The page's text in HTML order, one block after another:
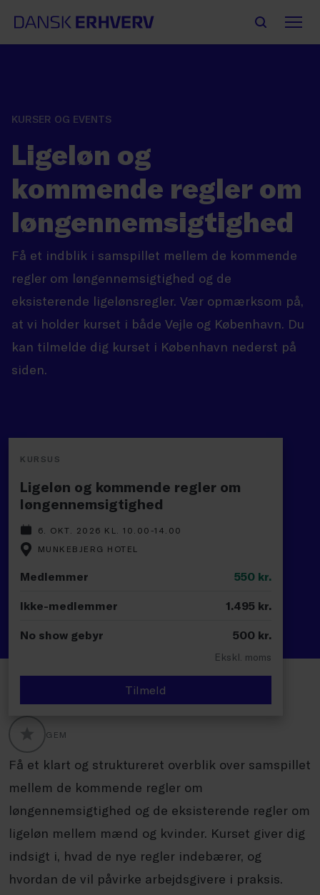
KURSER OG EVENTS
Ligeløn og
kommende regler om
løngennemsigtighed
Få et indblik i samspillet mellem de kommende
regler om løngennemsigtighed og de
eksisterende ligelønsregler. Vær opmærksom på,
at vi holder kurset i både Vejle og København. Du
kan tilmelde dig kurset i København nederst på
siden.
KURSUS
Ligeløn og kommende regler om
løngennemsigtighed
6. OKT. 2026 KL. 10.00-14.00
MUNKEBJERG HOTEL
Medlemmer 550 kr.
Ikke-medlemmer 1.495 kr.
No show gebyr 500 kr.
Ekskl. moms
Tilmeld
GEM
Få et klart og struktureret overblik over samspillet
mellem de kommende regler om
løngennemsigtighed og de eksisterende regler om
ligeløn mellem mænd og kvinder. Kurset giver dig
indsigt i, hvad de nye regler indebærer, og
hvordan de vil påvirke arbejdsgivere i praksis.